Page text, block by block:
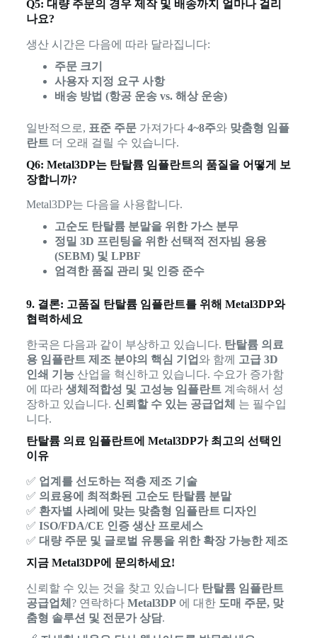
Q5: 대량 주문의 경우 제작 및 배송까지 얼마나 걸리
나요?
생산 시간은 다음에 따라 달라집니다:
주문 크기
사용자 지정 요구 사항
배송 방법 (항공 운송 vs. 해상 운송)
일반적으로, 표준 주문가져가다 4~8주와 맞춤형 임플
란트더 오래 걸릴 수 있습니다.
Q6: Metal3DP는 탄탈륨 임플란트의 품질을 어떻게 보
장합니까?
Metal3DP는 다음을 사용합니다.
고순도 탄탈륨 분말을 위한 가스 분무
정밀 3D 프린팅을 위한 선택적 전자빔 용융
(SEBM) 및 LPBF
엄격한 품질 관리 및 인증 준수
9. 결론: 고품질 탄탈륨 임플란트를 위해 Metal3DP와
협력하세요
한국은 다음과 같이 부상하고 있습니다. 탄탈륨 의료
용 임플란트 제조 분야의 핵심 기업 와 함께
고급 3D
인쇄 기능산업을 혁신하고 있습니다. 수요가 증가함
에 따라 생체적합성 및 고성능 임플란트계속해서 성
장하고 있습니다. 신뢰할 수 있는 공급업체
는 필수입
니다.
탄탈륨 의료 임플란트에 Metal3DP가 최고의 선택인
이유
✅ 업계를 선도하는 적층 제조 기술
✅ 의료용에 최적화된 고순도 탄탈륨 분말
✅ 환자별 사례에 맞는 맞춤형 임플란트 디자인
✅ ISO/FDA/CE 인증 생산 프로세스
✅ 대량 주문 및 글로벌 유통을 위한 확장 가능한 제조
지금 Metal3DP에 문의하세요!
신뢰할 수 있는 것을 찾고 있습니다 탄탈륨 임플란트
공급업체 ? 연락하다 Metal3DP에 대한 도매 주문, 맞
춤형 솔루션 및 전문가 상담.